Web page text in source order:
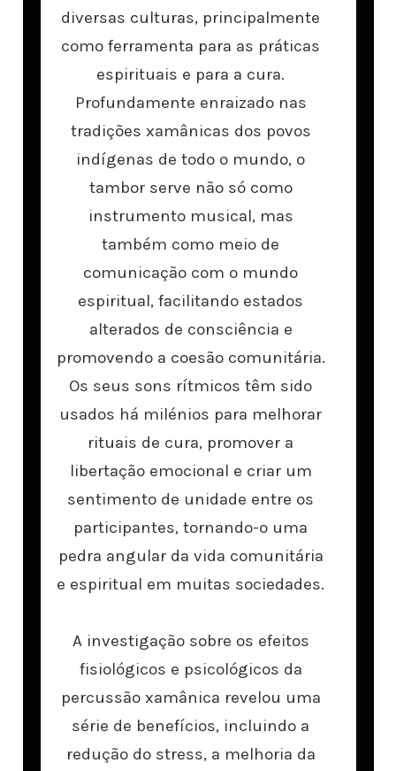
diversas culturas, principalmente
como ferramenta para as práticas
espirituais e para a cura.
Profundamente enraizado nas
tradições xamânicas dos povos
indígenas de todo o mundo, o
tambor serve não só como
instrumento musical, mas
também como meio de
comunicação com o mundo
espiritual, facilitando estados
alterados de consciência e
promovendo a coesão comunitária.
Os seus sons rítmicos têm sido
usados há milénios para melhorar
rituais de cura, promover a
libertação emocional e criar um
sentimento de unidade entre os
participantes, tornando-o uma
pedra angular da vida comunitária
e espiritual em muitas sociedades.
A investigação sobre os efeitos
fisiológicos e psicológicos da
percussão xamânica revelou uma
série de benefícios, incluindo a
redução do stress, a melhoria da